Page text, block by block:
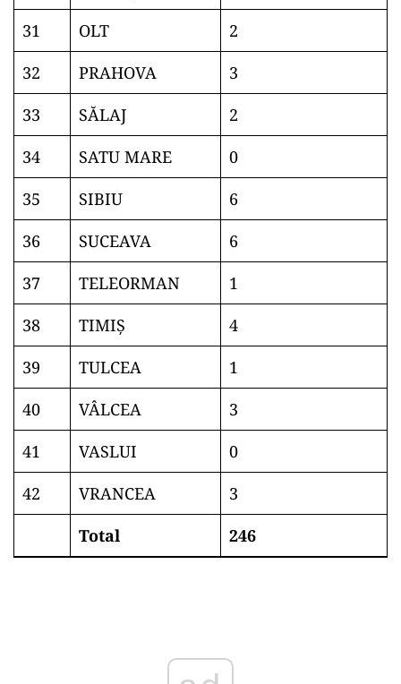
31
OLT
2
32
PRAHOVA
3
33
SĂLAJ
2
34
SATU MARE
0
35
SIBIU
6
36
SUCEAVA
6
37
TELEORMAN
1
38
TIMIŞ
4
39
TULCEA
1
40
VÂLCEA
3
41
VASLUI
0
42
VRANCEA
3
Total
246